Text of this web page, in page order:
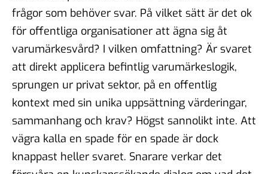
frågor som behöver svar. På vilket sätt är det ok
för offentliga organisationer att ägna sig åt
varumärkesvård? I vilken omfattning? Är svaret
att direkt applicera befintlig varumärkeslogik,
sprungen ur privat sektor, på en offentlig
kontext med sin unika uppsättning värderingar,
sammanhang och krav? Högst sannolikt inte. Att
vägra kalla en spade för en spade är dock
knappast heller svaret. Snarare verkar det